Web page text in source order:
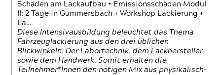
Schäden am Lackaufbau + Emissionsschäden Modul
II: 2 Tage in Gummersbach + Workshop Lackierung +
La…
Diese Intensivausbildung beleuchtet das Thema
Fahrzeuglackierung aus den drei üblichen
Blickwinkeln. Der Labortechnik, dem Lackhersteller
sowie dem Handwerk. Somit erhalten die
Teilnehmer*Innen den nötigen Mix aus physikalisch-